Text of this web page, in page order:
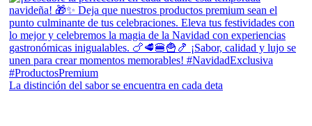
La distinción del sabor se encuentra en cada deta